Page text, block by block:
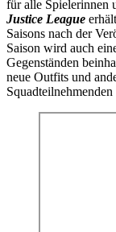
für alle Spielerinnen
Justice League
Saisons nach der
Saison wird auch
Gegenständen
neue Outfits und